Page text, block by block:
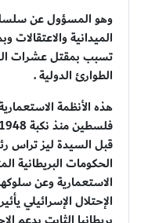
وهو المسؤول عن
الميدانية
تسبب بمقتل عشرات
الطوارئ الدولية .
هذه الأنظمة
قبل السيدة ليز تراس
الحكومات البريطانية
الاستعمارية وعن
الإحتلال الإسرائيلي